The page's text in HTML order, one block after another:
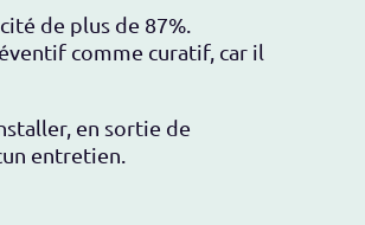
de plus de 87%.
comme curatif, car il
, en sortie de
entretien.